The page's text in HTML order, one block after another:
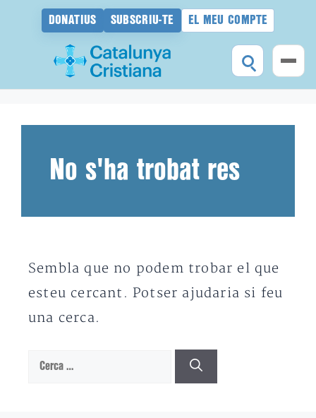
DONATIUS SUBSCRIU-TE EL MEU COMPTE
No s'ha trobat res
Sembla que no podem trobar el que
esteu cercant. Potser ajudaria si feu
una cerca.
Cerca: